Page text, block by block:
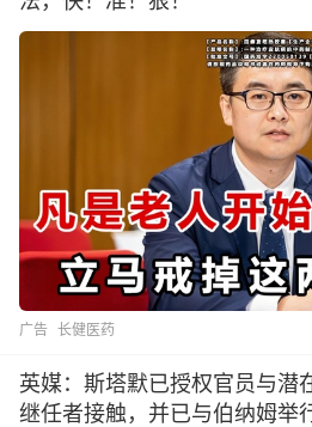
广告 长健医药
英媒：斯塔默已授权官员与潜
继任者接触，并已与伯纳姆举